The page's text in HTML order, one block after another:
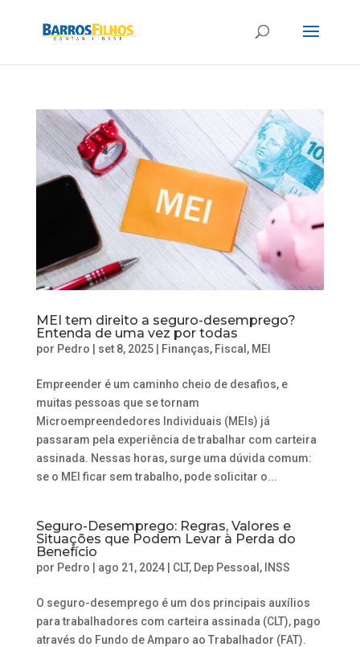
MEI tem direito a seguro-desemprego?
Entenda de uma vez por todas
por Pedro set 8, 2025| Finanças, Fiscal , MEI
Empreender é um caminho cheio de desafios, e
muitas pessoas que se tornam
Microempreendedores Individuais (MEIs) já
passaram pela experiência de trabalhar com carteira
assinada. Nessas horas, surge uma dúvida comum:
se o MEI ficar sem trabalho, pode solicitar o...
Seguro-Desemprego: Regras, Valores e
Situações que Podem Levar à Perda do
Benefício
por Pedro ago 21, 2024| CLT, Dep Pessoal , INSS
O seguro-desemprego é um dos principais auxílios
para trabalhadores com carteira assinada (CLT), pago
através do Fundo de Amparo ao Trabalhador (FAT).